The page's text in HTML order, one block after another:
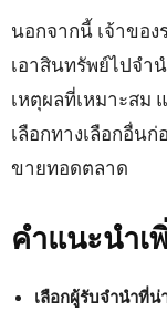
นอกจากนี้ เจ้าขอ
เอาสินทรัพย์ไปจำ
เหตุผลที่เหมาะสม
เลือกทางเลือกอื่น
ขายทอดตลาด
คำแนะนำเ
เลือกผู้รับจำนำที่น่